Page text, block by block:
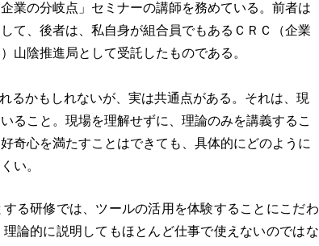
業の分岐点」セミナーの講師を務めている。前者は
て、後者は、私自身が組合員でもあるＣＲＣ（企業
山陰推進局として受託したものである。
るかもしれないが、実は共通点がある。それは、現
ること。現場を理解せずに、理論のみを講義するこ
奇心を満たすことはできても、具体的にどのように
い。
る研修では、ツールの活用を体験することにこだわ
論的に説明してもほとんど仕事で使えないのではな